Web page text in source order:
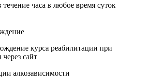
течение часа в любое время суток
курса реабилитации при
сайт
алкозависимости